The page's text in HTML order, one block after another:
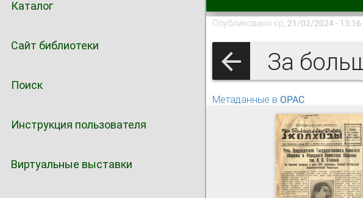
Каталог
Сайт библиотеки
Поиск
Инструкция пользователя
Виртуальные выставки
Опубликовано ср, 21/02/2024 -
Метаданные в OPAC